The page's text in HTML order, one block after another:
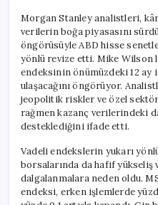
Morgan Stanley analistleri,
verilerin boğa piyasasını
öngörüsüyle ABD hisse
yönlü revize etti. Mike Wilson
endeksinin önümüzdeki 12 ay
ulaşacağını öngörüyor.
jeopolitik riskler ve özel
rağmen kazanç verilerindeki
desteklediğini ifade etti.
Vadeli endekslerin yukarı
borsalarında da hafif yükseliş
dalgalanmalara neden oldu.
endeksi, erken işlemlerde